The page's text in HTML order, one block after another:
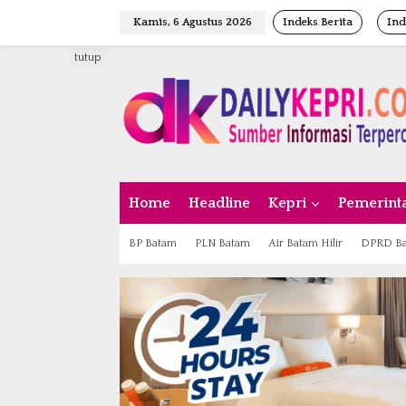
w
Kamis, 6 Agustus 2026 Indeks Berita
Home Headline Kepri
BP Batam PLN Batam Air Batam Hilir DPRD
tutup